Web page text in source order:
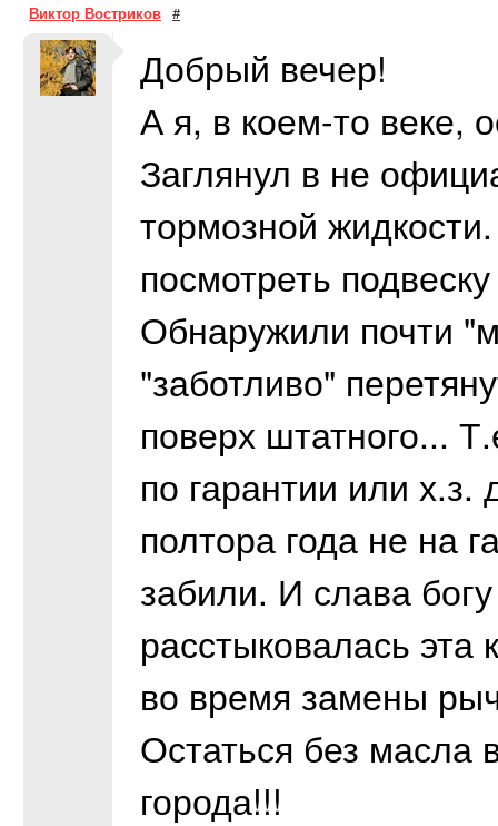
Виктор Востриков #
Добрый вечер!
А я, в коем-то веке,
Заглянул в не
тормозной
посмотреть
Обнаружили почти
"заботливо"
поверх штатного...
по гарантии или
полтора года не на
забили. И слава
расстыковалась эта
во время замены
Остаться без масла
города!!!